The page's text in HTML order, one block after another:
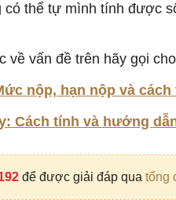
thể tự mình tính được
về vấn đề trên hãy gọi
nộp, hạn nộp và cách
Cách tính và hướng
để được giải đáp qua tổng